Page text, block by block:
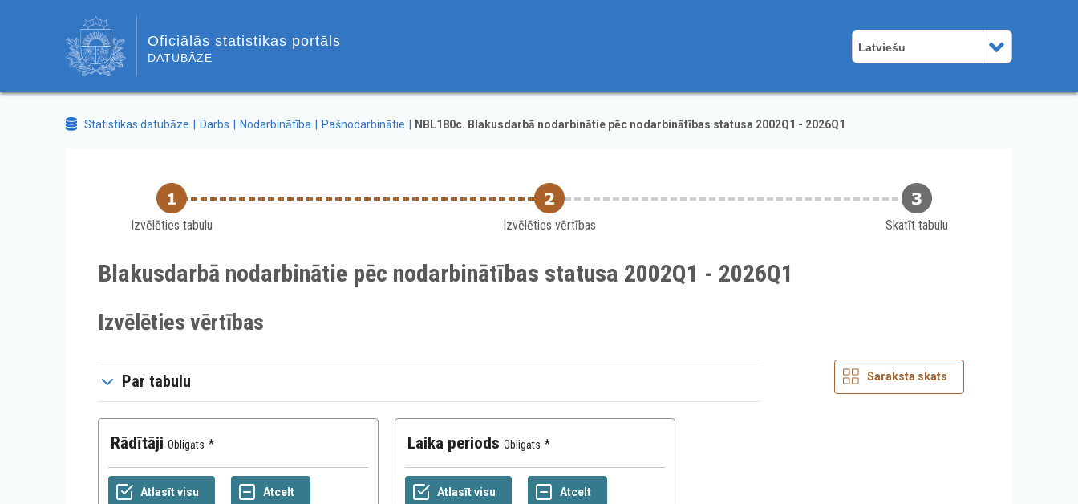
Oficiālās statistikas portāls
DATUBĀZE
Latviešu
Statistikas datubāze Darbs Nodarbinātība Pašnodarbinātie NBL180c. Blakusdarbā nodarbinātie pēc nodarbinātības statusa 2002Q1 - 2026Q1
Izvēlēties tabulu Izvēlēties vērtības Skatīt tabulu
Blakusdarbā nodarbinātie pēc nodarbinātības statusa 2002Q1 - 2026Q1
Izvēlēties vērtības
Par tabulu
Rādītāji Obligāts Laika periods Obligāts